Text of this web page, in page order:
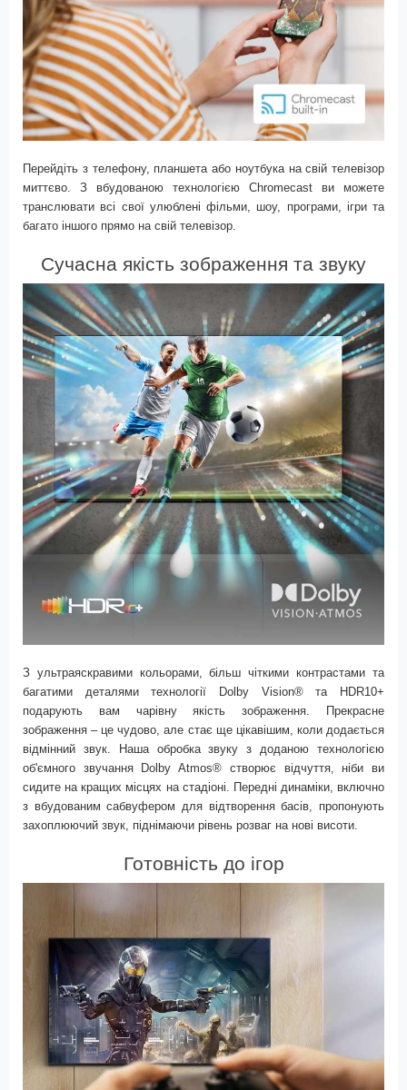
Перейдіть з телефону, планшета або ноутбука на свій телевізор
миттєво. З вбудованою технологією Chromecast ви можете
транслювати всі свої улюблені фільми, шоу, програми, ігри та
багато іншого прямо на свій телевізор.
Сучасна якість зображення та звуку
З ультраяскравими кольорами, більш чіткими контрастами та
багатими деталями технології
Dolby Vision®та
HDR10+
подарують вам чарівну якість зображення. Прекрасне
зображення – це чудово, але стає ще цікавішим, коли додається
відмінний звук. Наша обробка звуку з доданою технологією
об'ємного звучання
Dolby Atmos® створює відчуття, ніби ви
сидите на кращих місцях на стадіоні. Передні динаміки, включно
з вбудованим сабвуфером для відтворення басів, пропонують
захоплюючий звук, піднімаючи рівень розваг на нові висоти.
Готовність до ігор